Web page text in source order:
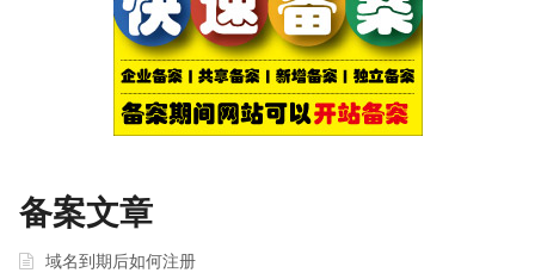
备案文章
域名到期后如何注册